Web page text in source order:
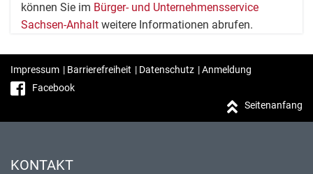
können Sie im Bürger- und Unternehmensservice
Sachsen-Anhalt weitere Informationen abrufen.
Impressum | Barrierefreiheit | Datenschutz |Anmeldung
Facebook
Seitenanfang
KONTAKT